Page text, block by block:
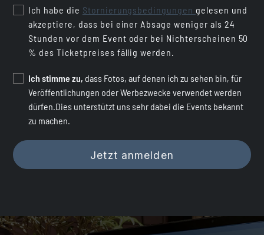
Ich habe die Stornierungsbedingungen gelesen und
akzeptiere, dass bei einer Absage weniger als 24
Stunden vor dem Event oder bei Nichterscheinen 50
% des Ticketpreises fällig werden.
Ich stimme zu, dass Fotos, auf denen ich zu sehen bin, für
Veröffentlichungen oder Werbezwecke verwendet werden
dürfen.Dies unterstützt uns sehr dabei die Events bekannt
zu machen.